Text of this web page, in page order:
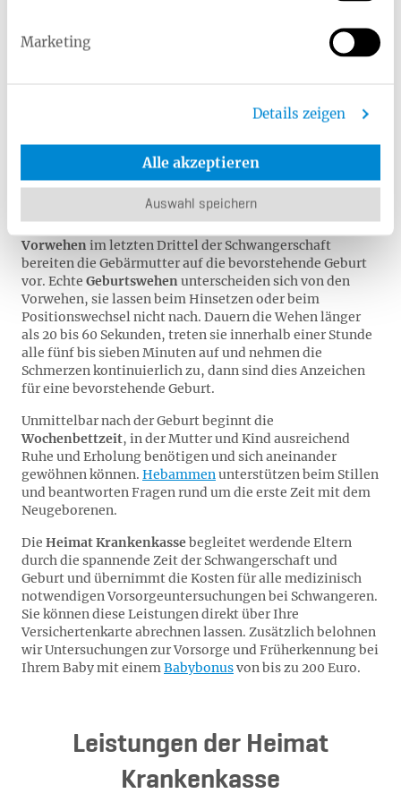
Marketing
Details zeigen
Alle akzeptieren
Auswahl speichern
Vorbereitung auf die Geburt
Vorfreude. Sie sollten bereits entschieden haben, wo Sie
Ihr Kind zur Welt bringen möchten – ob im
Krankenhaus, im Geburtshaus oder zu Hause. Ihre
Hebamme unterstützt Sie bei dieser Entscheidung.
Denken Sie zudem daran, die Kliniktasche bereits ein
paar Wochen vor dem errechneten Geburtstermin zu
Vorwehen im letzten Drittel der Schwangerschaft
bereiten die Gebärmutter auf die bevorstehende Geburt
vor. Echte Geburtswehenunterscheiden sich von den
Vorwehen, sie lassen beim Hinsetzen oder beim
Positionswechsel nicht nach. Dauern die Wehen länger
als 20 bis 60 Sekunden, treten sie innerhalb einer Stunde
alle fünf bis sieben Minuten auf und nehmen die
Schmerzen kontinuierlich zu, dann sind dies Anzeichen
für eine bevorstehende Geburt.
Unmittelbar nach der Geburt beginnt die
Wochenbettzeit, in der Mutter und Kind ausreichend
Ruhe und Erholung benötigen und sich aneinander
gewöhnen können. Hebammenunterstützen beim Stillen
und beantworten Fragen rund um die erste Zeit mit dem
Neugeborenen.
Die Heimat Krankenkassebegleitet werdende Eltern
durch die spannende Zeit der Schwangerschaft und
Geburt und übernimmt die Kosten für alle medizinisch
notwendigen Vorsorgeuntersuchungen bei Schwangeren.
Sie können diese Leistungen direkt über Ihre
Versichertenkarte abrechnen lassen. Zusätzlich belohnen
wir Untersuchungen zur Vorsorge und Früherkennung bei
Ihrem Baby mit einemBabybonusvon bis zu 200 Euro.
Leistungen der Heimat
Krankenkasse